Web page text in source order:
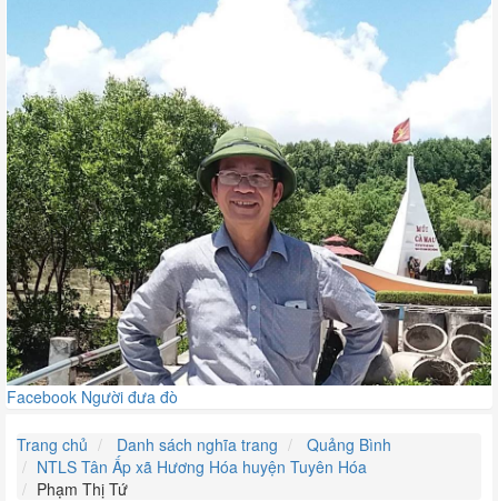
Facebook Người đưa đò
Trang chủ Danh sách nghĩa trang
Quảng Bình
NTLS Tân Ấp xã Hương Hóa huyện Tuyên Hóa
Phạm Thị Tứ